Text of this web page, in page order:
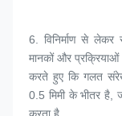
6. विनिर्माण से लेकर
मानकों और
करते हुए कि गलत
0.5 मिमी के भीतर है,